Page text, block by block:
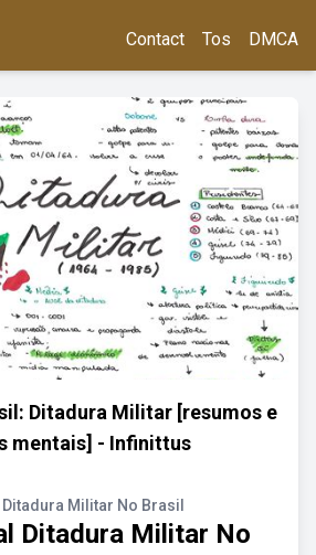
Contact Tos DMCA
Ditadura Militar [resumos e
mentais] - Infinittus
Ditadura Militar No Brasil
Ditadura Militar No